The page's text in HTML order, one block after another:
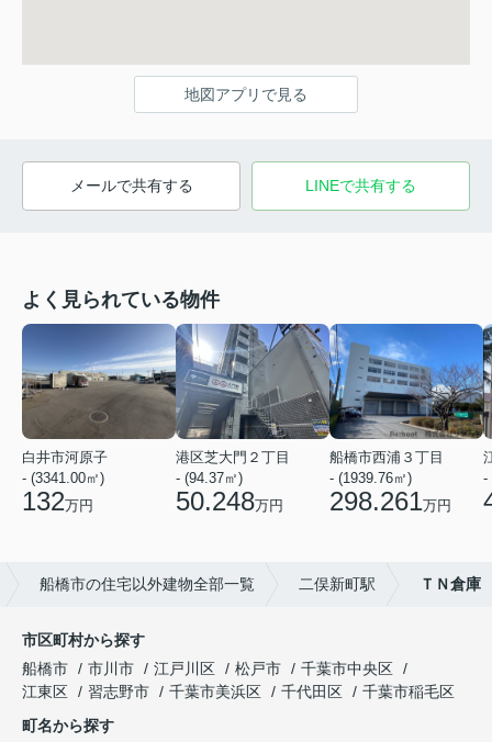
地図アプリで見る
メールで共有する LINEで共有する
よく見られている物件
白井市河原子
- (3341.00㎡)
132万円
港区芝大門２丁目
- (94.37㎡)
50.248万円
船橋市西浦３丁目
- (1939.76㎡)
298.261万円
-
船橋市の住宅以外建物全部一覧 二俣新町駅 ＴＮ倉庫
市区町村から探す
船橋市
市川市 江戸川区 松戸市
千葉市中央区
江東区
習志野市 千葉市美浜区 千代田区
千葉市稲毛区
町名から探す